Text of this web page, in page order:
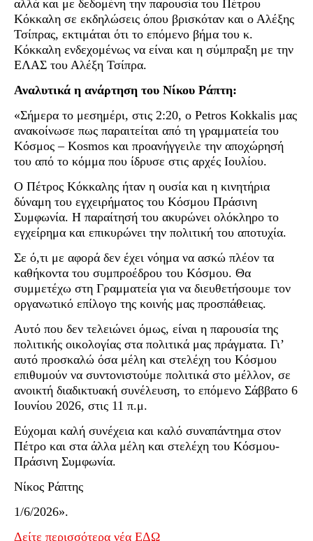
αλλά και με δεδομένη την παρουσία του Πέτρου
Κόκκαλη σε εκδηλώσεις όπου βρισκόταν και ο Αλέξης
Τσίπρας, εκτιμάται ότι το επόμενο βήμα του κ.
Κόκκαλη ενδεχομένως να είναι και η σύμπραξη με την
ΕΛΑΣ του Αλέξη Τσίπρα.
Αναλυτικά η ανάρτηση του Νίκου Ράπτη:
«Σήμερα το μεσημέρι, στις 2:20, ο Petros Kokkalis μας
ανακοίνωσε πως παραιτείται από τη γραμματεία του
Κόσμος – Kosmos και προανήγγειλε την αποχώρησή
του από το κόμμα που ίδρυσε στις αρχές Ιουλίου.
Ο Πέτρος Κόκκαλης ήταν η ουσία και η κινητήρια
δύναμη του εγχειρήματος του Κόσμου Πράσινη
Συμφωνία. Η παραίτησή του ακυρώνει ολόκληρο το
εγχείρημα και επικυρώνει την πολιτική του αποτυχία.
Σε ό,τι με αφορά δεν έχει νόημα να ασκώ πλέον τα
καθήκοντα του συμπροέδρου του Κόσμου. Θα
συμμετέχω στη Γραμματεία για να διευθετήσουμε τον
οργανωτικό επίλογο της κοινής μας προσπάθειας.
Αυτό που δεν τελειώνει όμως, είναι η παρουσία της
πολιτικής οικολογίας στα πολιτικά μας πράγματα. Γι’
αυτό προσκαλώ όσα μέλη και στελέχη του Κόσμου
επιθυμούν να συντονιστούμε πολιτικά στο μέλλον, σε
ανοικτή διαδικτυακή συνέλευση, το επόμενο Σάββατο 6
Ιουνίου 2026, στις 11 π.μ.
Εύχομαι καλή συνέχεια και καλό συναπάντημα στον
Πέτρο και στα άλλα μέλη και στελέχη του Κόσμου-
Πράσινη Συμφωνία.
Νίκος Ράπτης
1/6/2026».
Δείτε περισσότερα νέα ΕΔΩ